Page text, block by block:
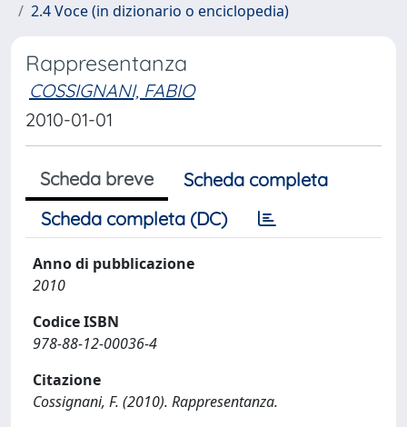
2.4 Voce (in dizionario o enciclopedia)
Rappresentanza
COSSIGNANI, FABIO
2010-01-01
Scheda breve
Scheda completa
Scheda completa (DC)
Anno di pubblicazione
2010
Codice ISBN
978-88-12-00036-4
Citazione
Cossignani, F. (2010). Rappresentanza.